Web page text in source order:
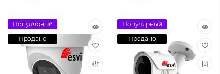
Популярный
Продано
Популярный
Продано